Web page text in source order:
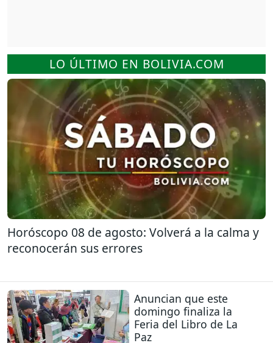
LO ÚLTIMO EN BOLIVIA.COM
Horóscopo 08 de agosto: Volverá a la calma y
reconocerán sus errores
Anuncian que este
domingo finaliza la
Feria del Libro de La
Paz